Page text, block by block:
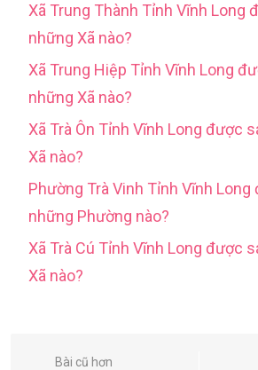
Xã Trung Thành Tỉnh Vĩnh Long
những Xã nào?
Xã Trung Hiệp Tỉnh Vĩnh Long
những Xã nào?
Xã Trà Ôn Tỉnh Vĩnh Long được
Xã nào?
Phường Trà Vinh Tỉnh Vĩnh
những Phường nào?
Xã Trà Cú Tỉnh Vĩnh Long được
Xã nào?
ĐiềuBài cũ hơn